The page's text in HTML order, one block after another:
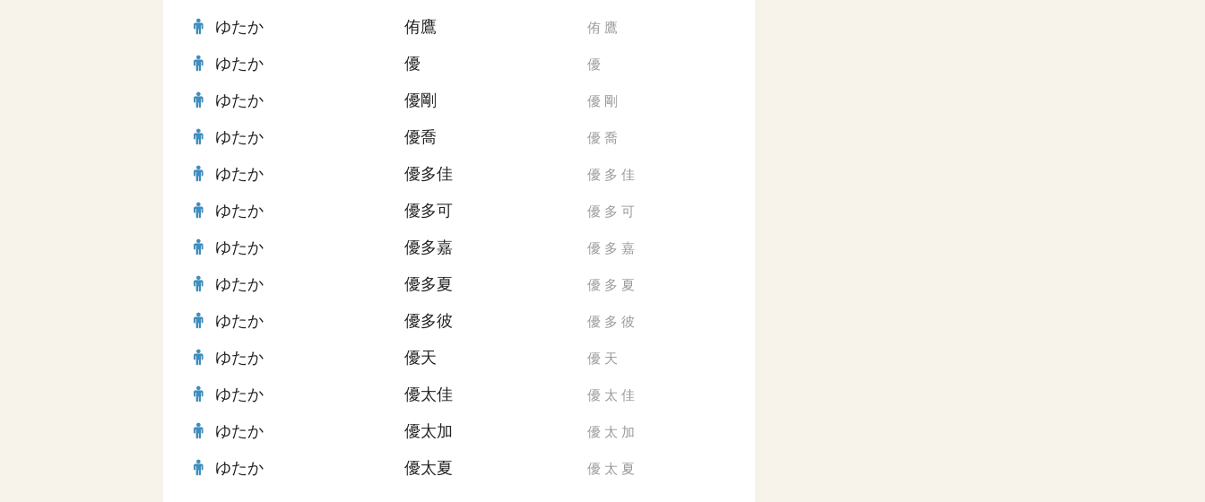
ゆたか 侑鷹 侑 鷹
ゆたか 優 優
ゆたか 優剛 優 剛
ゆたか 優喬 優 喬
ゆたか 優多佳 優 多 佳
ゆたか 優多可 優 多 可
ゆたか 優多嘉 優 多 嘉
ゆたか 優多夏 優 多 夏
ゆたか 優多彼 優 多 彼
ゆたか 優天 優 天
ゆたか 優太佳 優 太 佳
ゆたか 優太加 優 太 加
ゆたか 優太夏 優 太 夏